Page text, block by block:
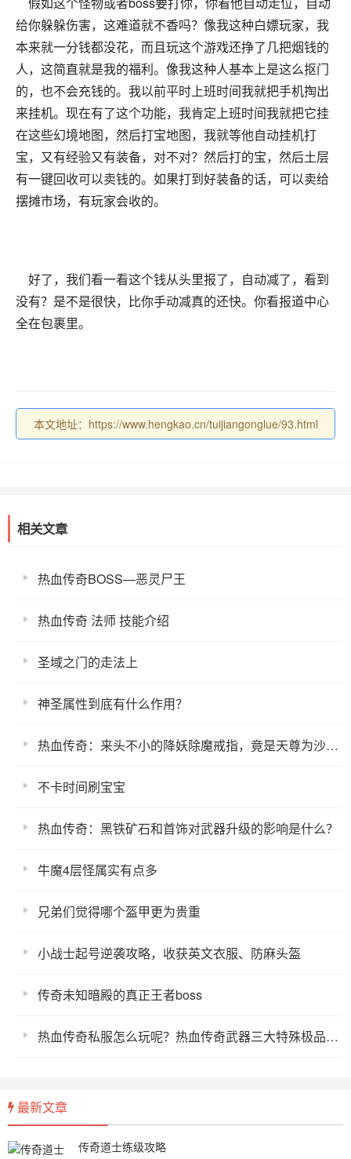
给你躲躲伤害，这难道就不香吗？像我这种白嫖玩家，我
本来就一分钱都没花，而且玩这个游戏还挣了几把烟钱的
人，这简直就是我的福利。像我这种人基本上是这么抠门
的，也不会充钱的。我以前平时上班时间我就把手机掏出
来挂机。现在有了这个功能，我肯定上班时间我就把它挂
在这些幻境地图，然后打宝地图，我就等他自动挂机打
宝，又有经验又有装备，对不对？然后打的宝，然后土层
有一键回收可以卖钱的。如果打到好装备的话，可以卖给
摆摊市场，有玩家会收的。
好了，我们看一看这个钱从头里报了，自动减了，看到
没有？是不是很快，比你手动减真的还快。你看报道中心
全在包裹里。
本文地址：https://www.hengkao.cn/tuijiangonglue/93.html
相关文章
热血传奇BOSS—恶灵尸王
热血传奇 法师 技能介绍
圣域之门的走法上
神圣属性到底有什么作用？
热血传奇：来头不小的降妖除魔戒指，竟是天尊为沙巴克勇士打造的的全属性神戒（上）
不卡时间刷宝宝
热血传奇：黑铁矿石和首饰对武器升级的影响是什么？
牛魔4层怪属实有点多
兄弟们觉得哪个盔甲更为贵重
小战士起号逆袭攻略，收获英文衣服、防麻头盔
传奇未知暗殿的真正王者boss
热血传奇私服怎么玩呢？热血传奇武器三大特殊极品属性哪个排第一？
最新文章
传奇道士练级攻略